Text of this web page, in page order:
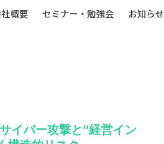
概要 セミナー・勉強会 お知らせ
イバー攻撃と“経営イン